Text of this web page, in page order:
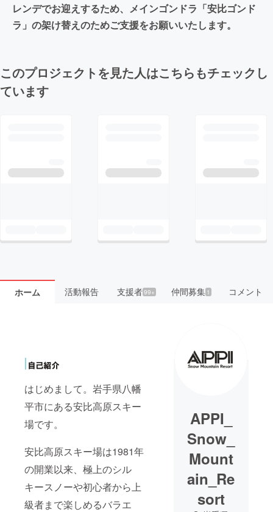
レンデでお迎えするため、メインゴンドラ「安比ゴンド
ラ」の架け替えのためご支援をお願いいたします。
このプロジェクトを見た人はこちらもチェックし
ています
ホーム 活動報告 支援者99+ 仲間募集 1 コメント
はじめまして。岩手県八幡
平市にある安比高原スキー
場です。
安比高原スキー場は1981年
の開業以来、極上のシル
キースノーや初心者から上
級者まで楽しめるバラエ
APPI_
Snow_
Mount
ain_Re
sort